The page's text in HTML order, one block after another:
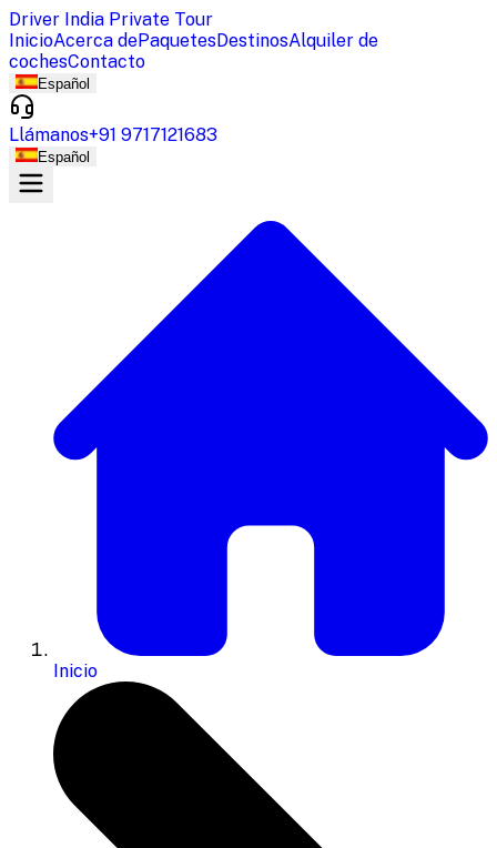
Driver India Private Tour
InicioAcerca dePaquetesDestinosAlquiler de
cochesContacto
Español
Llámanos+91 9717121683
Español
Inicio